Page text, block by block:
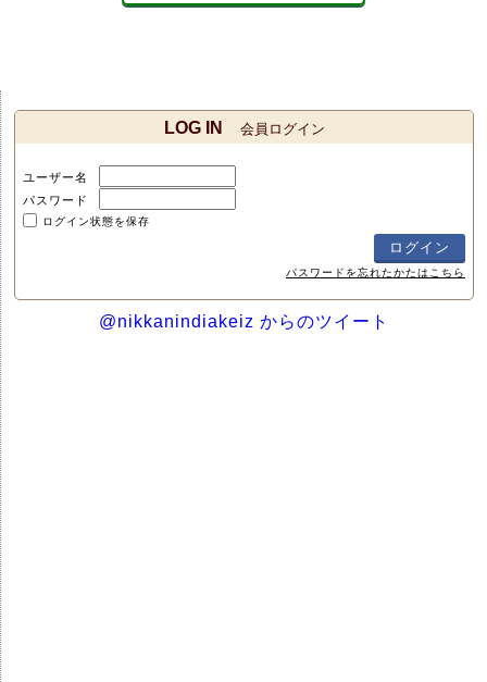
LOG IN 会員ログイン
ユーザー名
パスワード
ログイン状態を保存
パスワードを忘れたかたはこちら
@nikkanindiakeiz からのツイート